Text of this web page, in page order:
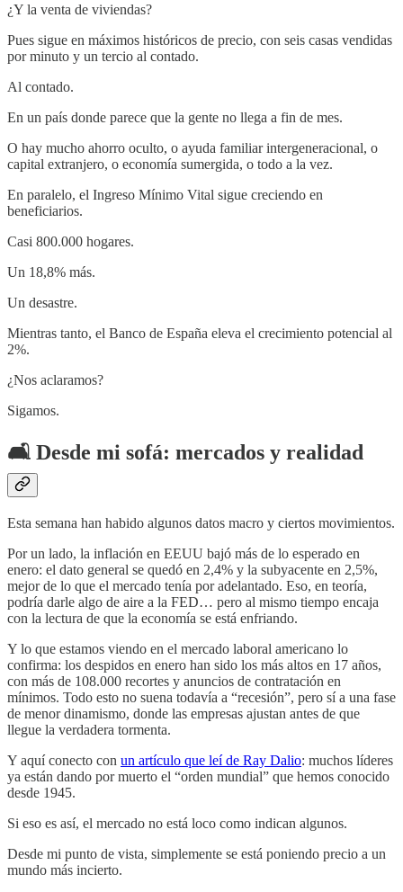
¿Y la venta de viviendas?
Pues sigue en máximos históricos de precio, con seis casas vendidas
por minuto y un tercio al contado.
Al contado.
En un país donde parece que la gente no llega a fin de mes.
O hay mucho ahorro oculto, o ayuda familiar intergeneracional, o
capital extranjero, o economía sumergida, o todo a la vez.
En paralelo, el Ingreso Mínimo Vital sigue creciendo en
beneficiarios.
Casi 800.000 hogares.
Un 18,8% más.
Un desastre.
Mientras tanto, el Banco de España eleva el crecimiento potencial al
2%.
¿Nos aclaramos?
Sigamos.
🛋️ Desde mi sofá: mercados y realidad
Esta semana han habido algunos datos macro y ciertos movimientos.
Por un lado, la inflación en EEUU bajó más de lo esperado en
enero: el dato general se quedó en 2,4% y la subyacente en 2,5%,
mejor de lo que el mercado tenía por adelantado. Eso, en teoría,
podría darle algo de aire a la FED… pero al mismo tiempo encaja
con la lectura de que la economía se está enfriando.
Y lo que estamos viendo en el mercado laboral americano lo
confirma: los despidos en enero han sido los más altos en 17 años,
con más de 108.000 recortes y anuncios de contratación en
mínimos. Todo esto no suena todavía a “recesión”, pero sí a una fase
de menor dinamismo, donde las empresas ajustan antes de que
llegue la verdadera tormenta.
Y aquí conecto con un artículo que leí de Ray Dalio: muchos líderes
ya están dando por muerto el “orden mundial” que hemos conocido
desde 1945.
Si eso es así, el mercado no está loco como indican algunos.
Desde mi punto de vista, simplemente se está poniendo precio a un
mundo más incierto.